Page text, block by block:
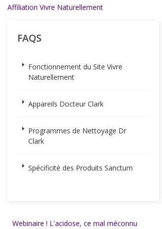
Affiliation Vivre Naturellement
FAQS
Fonctionnement du Site Vivre
Naturellement
Appareils Docteur Clark
Programmes de Nettoyage Dr
Clark
Spécificité des Produits Sanctum
Webinaire ! L'acidose, ce mal méconnu